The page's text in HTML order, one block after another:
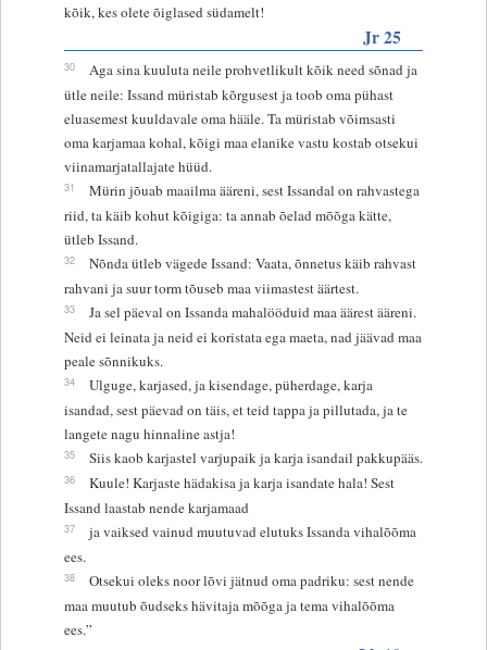
kõik, kes olete õiglased südamelt!
Jr 25
30
Aga sina kuuluta neile prohvetlikult kõik need sõnad ja
ütle neile: Issand müristab kõrgusest ja toob oma pühast
eluasemest kuuldavale oma hääle. Ta müristab võimsasti
oma karjamaa kohal, kõigi maa elanike vastu kostab otsekui
viinamarjatallajate hüüd.
31
Mürin jõuab maailma ääreni, sest Issandal on rahvastega
riid, ta käib kohut kõigiga: ta annab õelad mõõga kätte,
ütleb Issand.
32
Nõnda ütleb vägede Issand: Vaata, õnnetus käib rahvast
rahvani ja suur torm tõuseb maa viimastest äärtest.
33
Ja sel päeval on Issanda mahalööduid maa äärest ääreni.
Neid ei leinata ja neid ei koristata ega maeta, nad jäävad maa
peale sõnnikuks.
34
Ulguge, karjased, ja kisendage, püherdage, karja
isandad, sest päevad on täis, et teid tappa ja pillutada, ja te
langete nagu hinnaline astja!
35 Siis kaob karjastel varjupaik ja karja isandail pakkupääs.
36
Kuule! Karjaste hädakisa ja karja isandate hala! Sest
Issand laastab nende karjamaad
37
ja vaiksed vainud muutuvad elutuks Issanda vihalõõma
ees.
38
Otsekui oleks noor lõvi jätnud oma padriku: sest nende
maa muutub õudseks hävitaja mõõga ja tema vihalõõma
ees.”